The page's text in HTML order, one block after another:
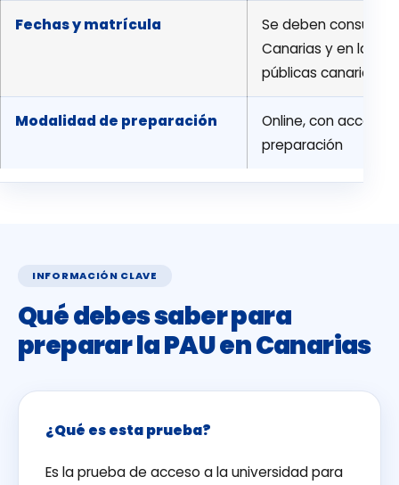
Fechas y matrícula
Se deben
Canarias y en la
públicas canarias
Modalidad de preparación
Online, con acceso
preparación
INFORMACIÓN CLAVE
Qué debes saber para
preparar la PAU en Canarias
¿Qué es esta prueba?
Es la prueba de acceso a la universidad para